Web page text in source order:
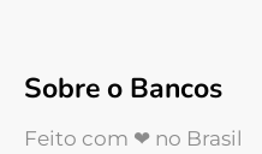
Sobre o Bancos
Feito com ❤ no Brasil